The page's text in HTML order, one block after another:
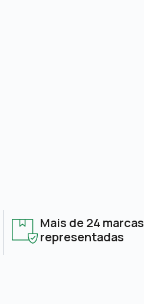
Mais de 24 marcas
representadas